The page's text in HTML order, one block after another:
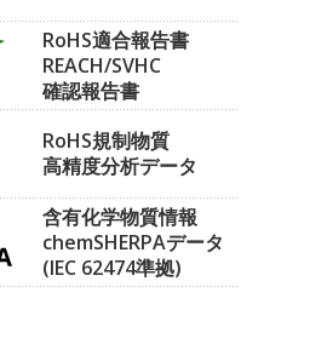
RoHS適合報告書
REACH/SVHC
確認報告書
RoHS規制物質
高精度分析データ
含有化学物質情報
chemSHERPAデータ
(IEC 62474準拠)